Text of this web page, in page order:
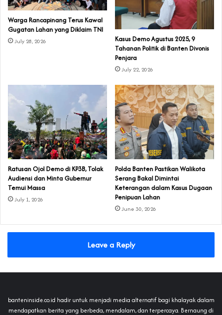
‎Warga Rancapinang Terus Kawal
Gugatan Lahan yang Diklaim TNI‎‎
July 28, 2026
‎Kasus Demo Agustus 2025, 9
Tahanan Politik di Banten Divonis
Penjara
July 22, 2026
‎Ratusan Ojol Demo di KP3B, Tolak
Audiensi dan Minta Gubernur
Temui Massa
July 1, 2026
Polda Banten Pastikan Walikota
Serang Bakal Dimintai
Keterangan dalam Kasus Dugaan
Penipuan Lahan
June 30, 2026
Leave a Reply
banteninside.co.id hadir untuk menjadi media alternatif bagi khalayak dalam
mendapatkan berita yang berbeda, mendalam, dan terpercaya. Bernaung di